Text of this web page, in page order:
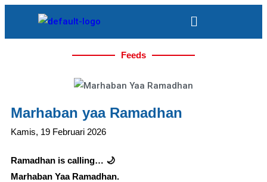
Feeds
Marhaban yaa Ramadhan
Kamis, 19 Februari 2026
Ramadhan is calling… 🌙
Marhaban Yaa Ramadhan.